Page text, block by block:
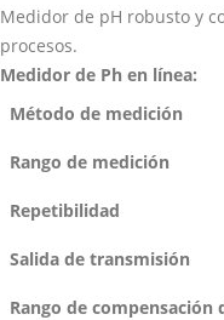
Medidor de pH robusto y
procesos.
Medidor de Ph en línea:
Método de medición
Rango de medición
Repetibilidad
Salida de transmisión
Rango de